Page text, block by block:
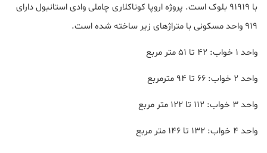
با ۹۱۹۱۹ بلوک است. پروژه اروپا کوناکلاری چاملی وادی استانبول دارای
۹۱۹ واحد مسکونی با متراژهای زیر ساخته شده است.
واحد ۱ خواب: ۴۲ تا ۵۱ متر مربع
واحد ۲ خواب: ۶۶ تا ۹۴ مترمربع
واحد ۳ خواب: ۱۱۲ تا ۱۲۲ متر مربع
واحد ۴ خواب: ۱۳۲ تا ۱۴۶ متر مربع